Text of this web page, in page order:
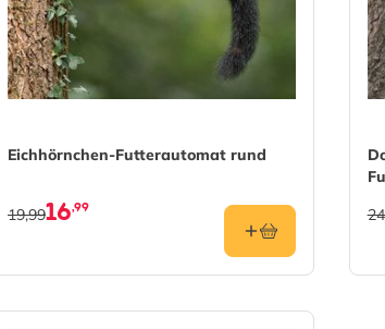
Eichhörnchen-Futterautomat rund
16,99
19,99